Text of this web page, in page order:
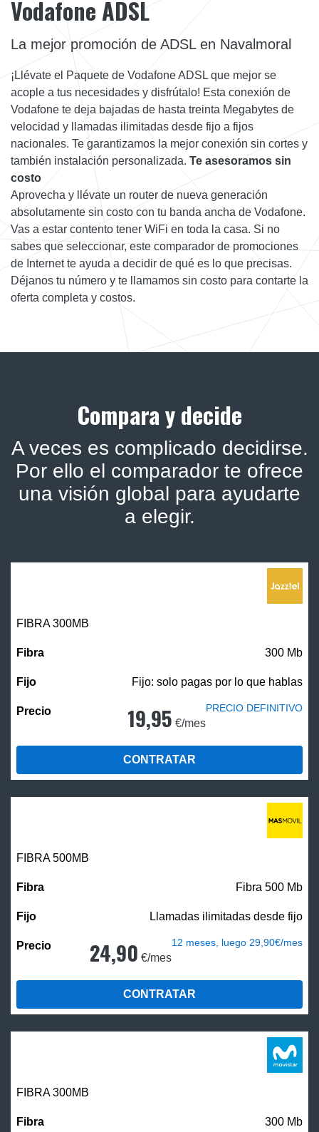
Vodafone ADSL
La mejor promoción de ADSL en Navalmoral
¡Llévate el Paquete de Vodafone ADSL que mejor se
acople a tus necesidades y disfrútalo! Esta conexión de
Vodafone te deja bajadas de hasta treinta Megabytes de
velocidad y llamadas ilimitadas desde fijo a fijos
nacionales. Te garantizamos la mejor conexión sin cortes y
también instalación personalizada. Te asesoramos sin
costo
Aprovecha y llévate un router de nueva generación
absolutamente sin costo con tu banda ancha de Vodafone.
Vas a estar contento tener WiFi en toda la casa. Si no
sabes que seleccionar, este comparador de promociones
de Internet te ayuda a decidir de qué es lo que precisas.
Déjanos tu número y te llamamos sin costo para contarte la
oferta completa y costos.
Compara y decide
A veces es complicado decidirse.
Por ello el comparador te ofrece
una visión global para ayudarte
a elegir.
FIBRA 300MB
300 Mb
Fijo: solo pagas por lo que hablas
19,95 €/mes
PRECIO DEFINITIVO
CONTRATAR
FIBRA500MB
Fibra 500 Mb
Llamadas ilimitadas desde fijo
24,90 €/mes
12 meses, luego 29,90€/mes
CONTRATAR
FIBRA 300MB
300 Mb